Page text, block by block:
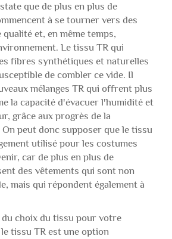
que de plus en plus de
à se tourner vers des
et, en même temps,
Le tissu TR qui
fibres synthétiques et naturelles
de combler ce vide. Il
mélanges TR qui offrent plus
la capacité d'évacuer l'humidité et
grâce aux progrès de la
peut donc supposer que le tissu
utilisé pour les costumes
car de plus en plus de
des vêtements qui sont non
mais qui répondent également à
choix du tissu pour votre
tissu TR est une option